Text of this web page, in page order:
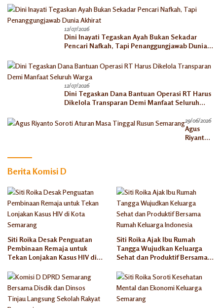
12/07/2026
Dini Inayati Tegaskan Ayah Bukan Sekadar
Pencari Nafkah, Tapi Penanggungjawab Dunia
12/07/2026
Dini Tegaskan Dana Bantuan Operasi RT Harus
Dikelola Transparan Demi Manfaat Seluruh
29/06/2026
Agus
Riyanto
Semaran
Berita Komisi D
Siti Roika Desak Penguatan
Pembinaan Remaja untuk
Tekan Lonjakan Kasus HIV di
Siti Roika Ajak Ibu Rumah
Tangga Wujudkan Keluarga
Sehat dan Produktif Bersama